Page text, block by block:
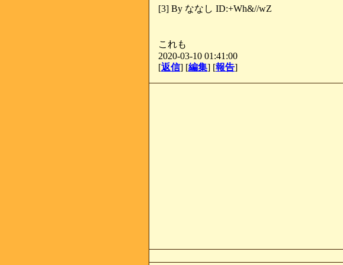
[3] By ななし ID:+Wh&//wZ
これも
2020-03-10 01:41:00
[返信] [編集] [報告]